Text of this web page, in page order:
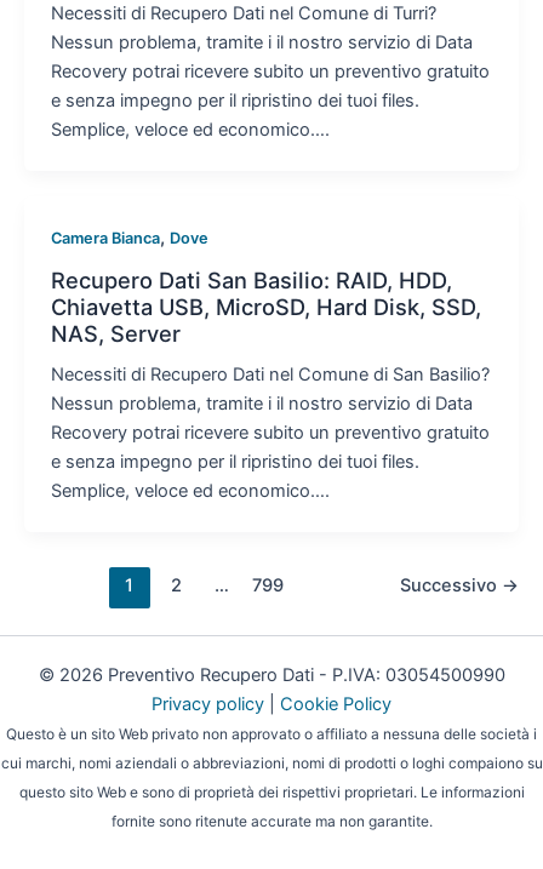
Necessiti di Recupero Dati nel Comune di Turri?
Nessun problema, tramite i il nostro servizio di Data
Recovery potrai ricevere subito un preventivo gratuito
e senza impegno per il ripristino dei tuoi files.
Semplice, veloce ed economico….
Camera Bianca, Dove
Recupero Dati San Basilio: RAID, HDD,
Chiavetta USB, MicroSD, Hard Disk, SSD,
NAS, Server
Necessiti di Recupero Dati nel Comune di San Basilio?
Nessun problema, tramite i il nostro servizio di Data
Recovery potrai ricevere subito un preventivo gratuito
e senza impegno per il ripristino dei tuoi files.
Semplice, veloce ed economico….
1 2 … 799 Successivo →
© 2026 Preventivo Recupero Dati - P.IVA: 03054500990
Privacy policy
Cookie Policy
Questo è un sito Web privato non approvato o affiliato a nessuna delle società i
cui marchi, nomi aziendali o abbreviazioni, nomi di prodotti o loghi compaiono su
questo sito Web e sono di proprietà dei rispettivi proprietari. Le informazioni
fornite sono ritenute accurate ma non garantite.